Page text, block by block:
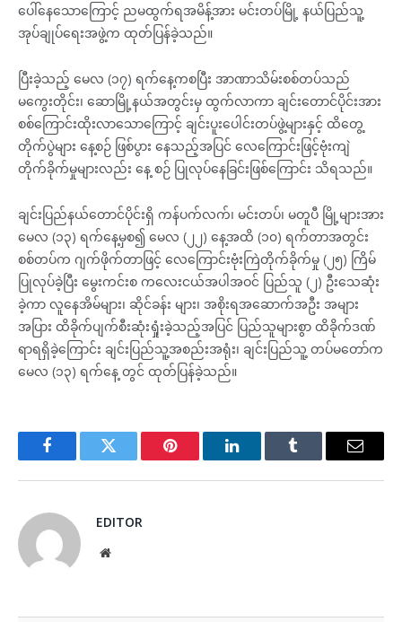
ပေါ်နေသောကြောင့် ညမထွက်ရအမိန့်အား မင်းတပ်မြို့ နယ်ပြည်သူ့
အုပ်ချုပ်ရေးအဖွဲ့က ထုတ်ပြန်ခဲ့သည်။
ပြီးခဲ့သည့် မေလ (၁၇) ရက်နေ့ကစပြီး အာဏာသိမ်းစစ်တပ်သည်
မကွေးတိုင်း၊ ဆောမြို့နယ်အတွင်းမှ ထွက်လာကာ ချင်းတောင်ပိုင်းအား
စစ်ကြောင်းထိုးလာသောကြောင့် ချင်းပူးပေါင်းတပ်ဖွဲ့များနှင့် ထိတွေ့
တိုက်ပွဲများ နေ့စဉ် ဖြစ်ပွား နေသည့်အပြင် လေကြောင်းဖြင့်ဗုံးကျဲ
တိုက်ခိုက်မှုများလည်း နေ့ စဉ် ပြုလုပ်နေခြင်းဖြစ်ကြောင်း သိရသည်။
ချင်းပြည်နယ်တောင်ပိုင်းရှိ ကန်ပက်လက်၊ မင်းတပ်၊ မတူပီ မြို့များအား
မေလ (၁၃) ရက်နေ့မှစ၍ မေလ (၂၂) နေ့အထိ (၁၀) ရက်တာအတွင်း
စစ်တပ်က ဂျက်ဖိုက်တာဖြင့် လေကြောင်းဗုံးကြဲတိုက်ခိုက်မှု (၂၅) ကြိမ်
ပြုလုပ်ခဲ့ပြီး မွေးကင်းစ ကလေးငယ်အပါအဝင် ပြည်သူ (၂) ဦးသေဆုံး
ခဲ့ကာ လူနေအိမ်များ၊ ဆိုင်ခန်း များ၊ အစိုးရအဆောက်အဦး အများ
အပြား ထိခိုက်ပျက်စီးဆုံးရှုံးခဲ့သည့်အပြင် ပြည်သူများစွာ ထိခိုက်ဒဏ်
ရာရရှိခဲ့ကြောင်း ချင်းပြည်သူ့အစည်းအရုံး၊ ချင်းပြည်သူ့ တပ်မတော်က
မေလ (၁၃) ရက်နေ့ တွင် ထုတ်ပြန်ခဲ့သည်။
FacebookTwitter Pinterest LinkedInTumblr Email
EDITOR
Website